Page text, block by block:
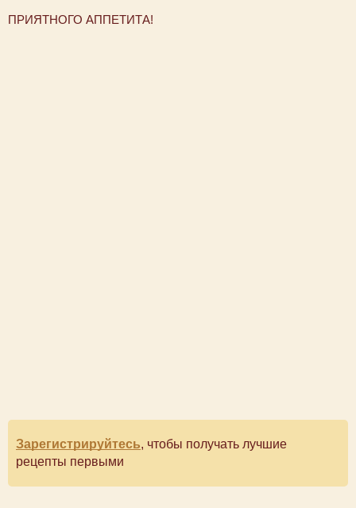
ПРИЯТНОГО АППЕТИТА!
Зарегистрируйтесь, чтобы получать лучшие
рецепты первыми